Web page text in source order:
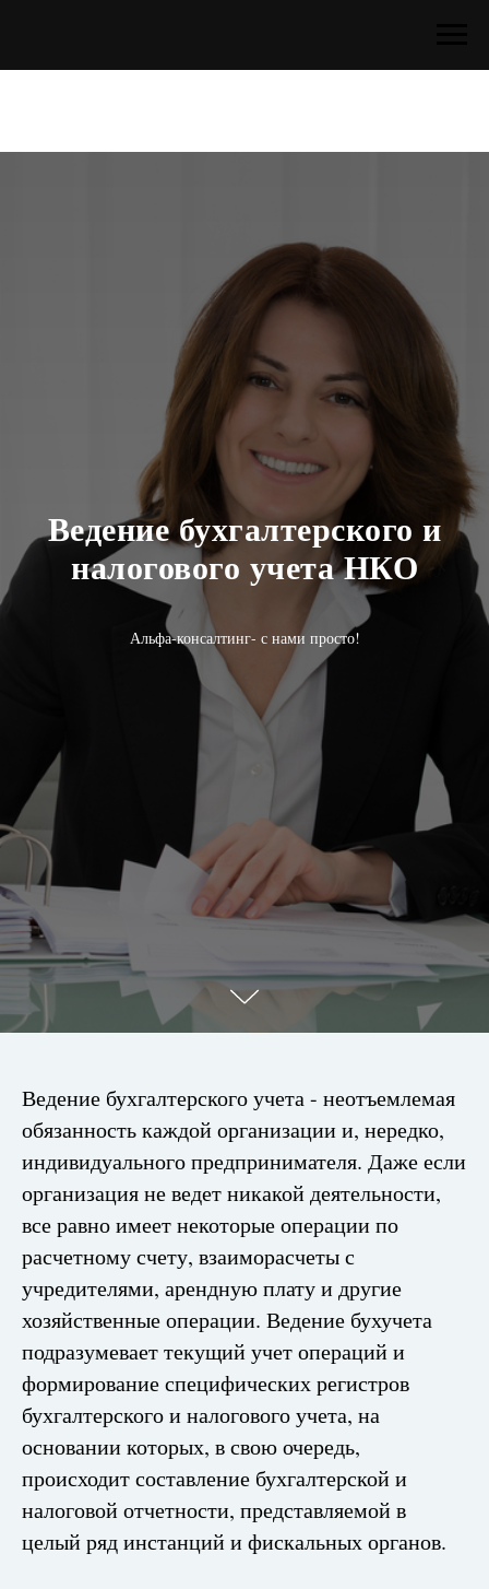
Ведение бухгалтерского и
налогового учета НКО
Альфа-консалтинг- с нами просто!
Ведение бухгалтерского учета - неотъемлемая
обязанность каждой организации и, нередко,
индивидуального предпринимателя. Даже если
организация не ведет никакой деятельности,
все равно имеет некоторые операции по
расчетному счету, взаиморасчеты с
учредителями, арендную плату и другие
хозяйственные операции. Ведение бухучета
подразумевает текущий учет операций и
формирование специфических регистров
бухгалтерского и налогового учета, на
основании которых, в свою очередь,
происходит составление бухгалтерской и
налоговой отчетности, представляемой в
целый ряд инстанций и фискальных органов.